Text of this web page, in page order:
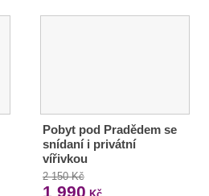
Pobyt pod Pradědem se
snídaní i privátní
vířivkou
2 150 Kč
1 990